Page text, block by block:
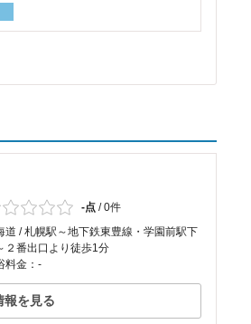
-点 /0件
道 / 札幌駅～地下鉄東豊線・学園前駅下
２番出口より徒歩1分
料金：-
報を見る